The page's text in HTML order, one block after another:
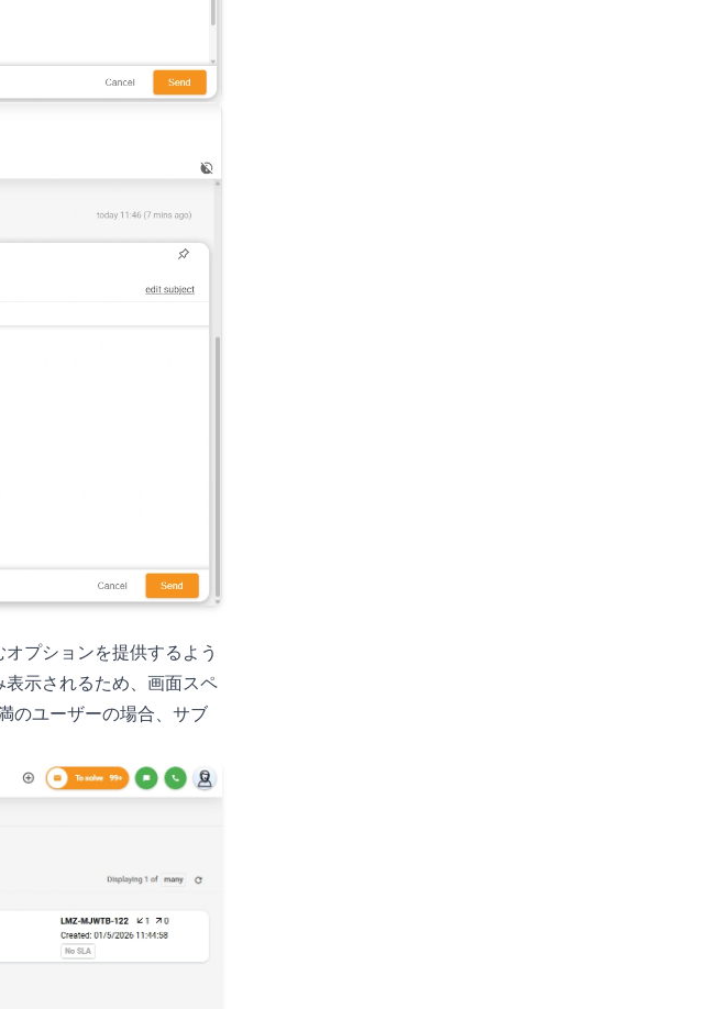
プションを提供するよう
示されるため、画面スペ
のユーザーの場合、サブ